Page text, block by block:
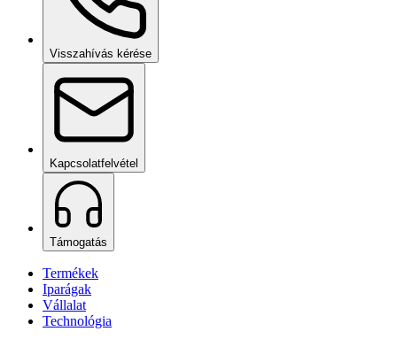
Visszahívás kérése
Kapcsolatfelvétel
Támogatás
Termékek
Iparágak
Vállalat
Technológia